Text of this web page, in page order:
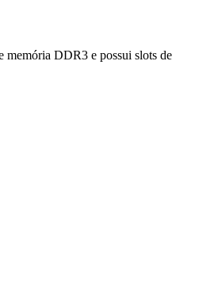
DDR3 e possui slots de